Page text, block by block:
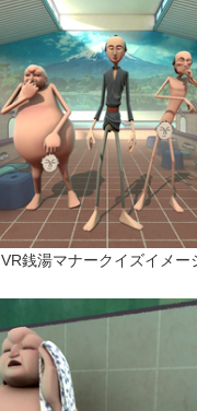
VR銭湯マナークイズイメー